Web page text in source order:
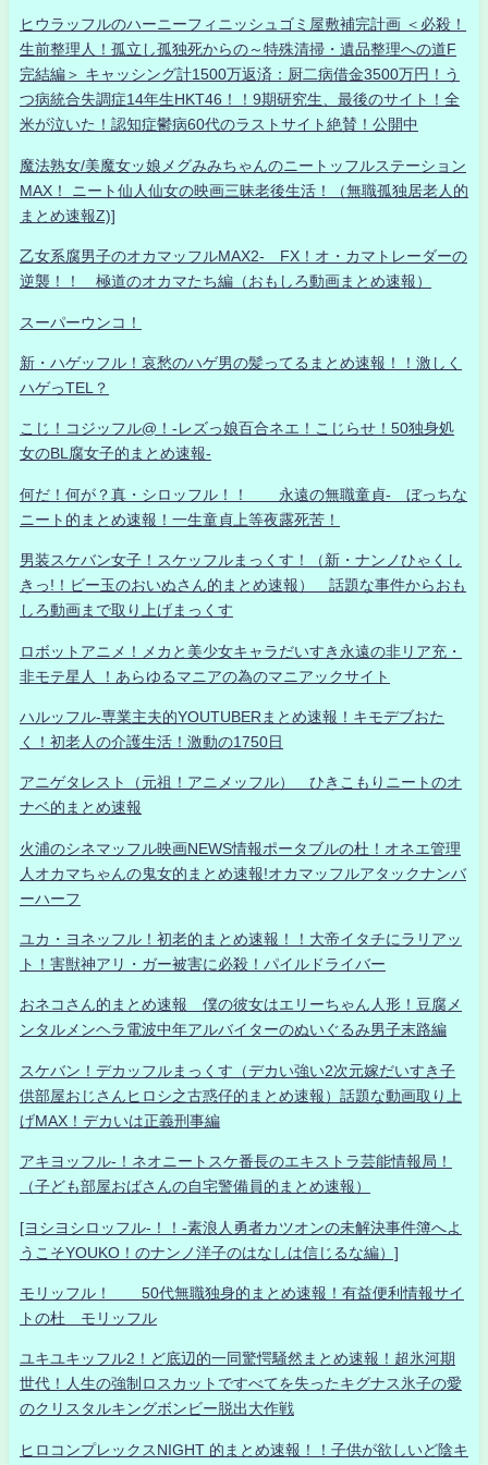
ヒウラッフルのハーニーフィニッシュゴミ屋敷補完計画 ＜必殺！
生前整理人！孤立し孤独死からの～特殊清掃・遺品整理への道F
完結編＞ キャッシング計1500万返済：厨二病借金3500万円！う
つ病統合失調症14年生HKT46！！9期研究生、最後のサイト！全
米が泣いた！認知症鬱病60代のラストサイト絶賛！公開中
魔法熟女/美魔女ッ娘メグみみちゃんのニートッフルステーション
MAX！ ニート仙人仙女の映画三昧老後生活！（無職孤独居老人的
まとめ速報Z)]
乙女系腐男子のオカマッフルMAX2- FX！オ・カマトレーダーの
逆襲！！ 極道のオカマたち編（おもしろ動画まとめ速報）
スーパーウンコ！
新・ハゲッフル！哀愁のハゲ男の髪ってるまとめ速報！！激しく
ハゲっTEL？
こじ！コジッフル@！-レズっ娘百合ネエ！こじらせ！50独身処
女のBL腐女子的まとめ速報-
何だ！何が？真・シロッフル！！ 永遠の無職童貞- ぼっちな
ニート的まとめ速報！一生童貞上等夜露死苦！
男装スケバン女子！スケッフルまっくす！（新・ナンノひゃくし
きっ!！ビー玉のおいぬさん的まとめ速報） 話題な事件からおも
しろ動画まで取り上げまっくす
ロボットアニメ！メカと美少女キャラだいすき永遠の非リア充・
非モテ星人 ！あらゆるマニアの為のマニアックサイト
ハルッフル-専業主夫的YOUTUBERまとめ速報！キモデブおた
く！初老人の介護生活！激動の1750日
アニゲタレスト（元祖！アニメッフル） ひきこもりニートのオ
ナベ的まとめ速報
火浦のシネマッフル映画NEWS情報ポータブルの杜！オネエ管理
人オカマちゃんの鬼女的まとめ速報!オカマッフルアタックナンバ
ーハーフ
ユカ・ヨネッフル！初老的まとめ速報！！大帝イタチにラリアッ
ト！害獣神アリ・ガー被害に必殺！パイルドライバー
おネコさん的まとめ速報 僕の彼女はエリーちゃん人形！豆腐メ
ンタルメンヘラ電波中年アルバイターのぬいぐるみ男子末路編
スケバン！デカッフルまっくす（デカい強い2次元嫁だいすき子
供部屋おじさんヒロシ之古惑仔的まとめ速報）話題な動画取り上
げMAX！デカいは正義刑事編
アキヨッフル-！ネオニートスケ番長のエキストラ芸能情報局！
（子ども部屋おばさんの自宅警備員的まとめ速報）
[ヨシヨシロッフル-！！-素浪人勇者カツオンの未解決事件簿へよ
うこそYOUKO！のナンノ洋子のはなしは信じるな編）]
モリッフル！ 50代無職独身的まとめ速報！有益便利情報サイ
トの杜 モリッフル
ユキユキッフル2！ど底辺的一同驚愕騒然まとめ速報！超氷河期
世代！人生の強制ロスカットですべてを失ったキグナス氷子の愛
のクリスタルキングボンビー脱出大作戦
ヒロコンプレックスNIGHT 的まとめ速報！！子供が欲しいど陰キ